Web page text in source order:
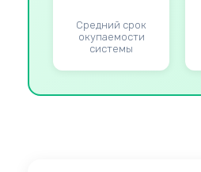
Средний срок
окупаемости
системы